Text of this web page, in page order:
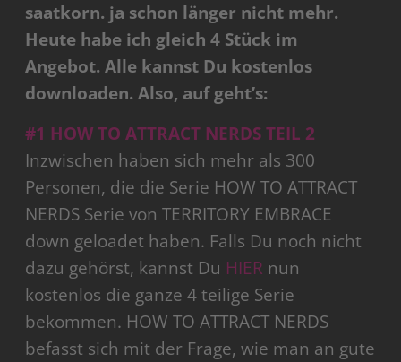
saatkorn. ja schon länger nicht mehr.
Heute habe ich gleich 4 Stück im
Angebot. Alle kannst Du kostenlos
downloaden. Also, auf geht’s:
#1 HOW TO ATTRACT NERDS TEIL 2
Inzwischen haben sich mehr als 300
Personen, die die Serie HOW TO ATTRACT
NERDS Serie von TERRITORY EMBRACE
down geloadet haben. Falls Du noch nicht
dazu gehörst, kannst Du HIER nun
kostenlos die ganze 4 teilige Serie
bekommen. HOW TO ATTRACT NERDS
befasst sich mit der Frage, wie man an gute